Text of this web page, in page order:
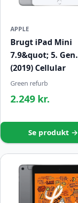
APPLE
Brugt iPad Mini
7.9&quot; 5. Gen.
(2019) Cellular
Green refurb
2.249 kr.
Se produkt →